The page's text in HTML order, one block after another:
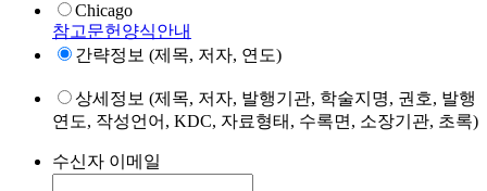
Chicago
참고문헌양식안내
간략정보 (제목, 저자, 연도)
상세정보 (제목, 저자, 발행기관, 학술지명, 권호, 발행
연도, 작성언어, KDC, 자료형태, 수록면, 소장기관, 초록)
수신자 이메일